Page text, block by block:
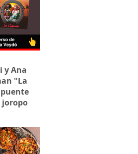
y Ana
"La
joropo